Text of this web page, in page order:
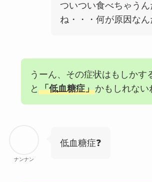
ついつい食べちゃうん
ね・・・何が原因なん
うーん、その症状はもしかす
と 「低血糖症」かもしれない
ナンナン
低血糖症❓